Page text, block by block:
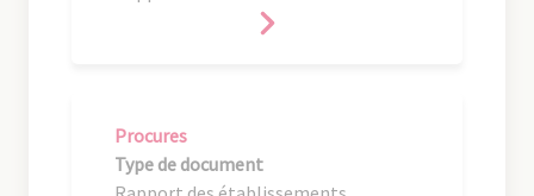
Procures
Type de document